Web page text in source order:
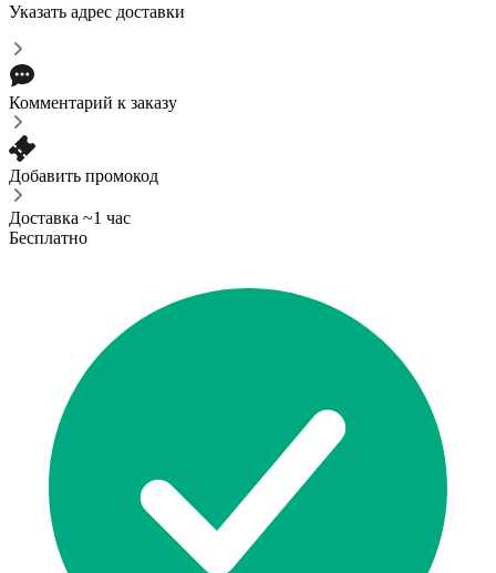
Указать адрес доставки
Комментарий к заказу
Добавить промокод
Доставка ~1 час
Бесплатно